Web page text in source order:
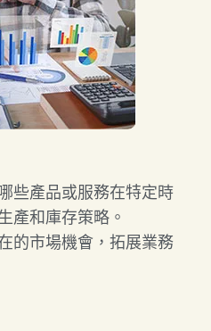
些產品或服務在特定時
產和庫存策略。
的市場機會，拓展業務